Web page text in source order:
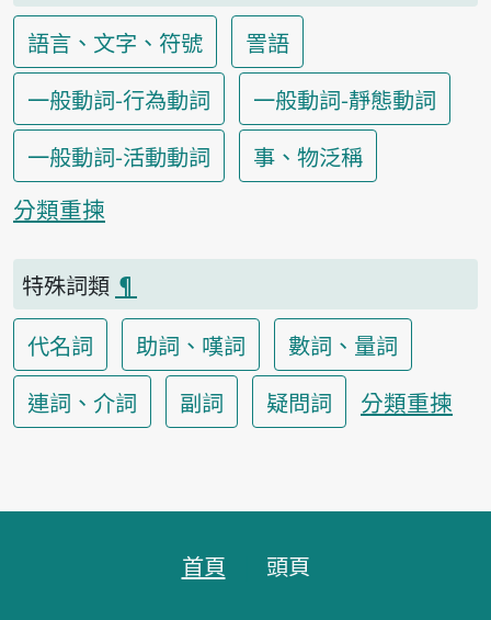
語言、文字、符號
詈語
一般動詞-行為動詞
一般動詞-靜態動詞
一般動詞-活動動詞
事、物泛稱
分類重揀
特殊詞類 ¶
代名詞
助詞、嘆詞
數詞、量詞
連詞、介詞
副詞 疑問詞 分類重揀
首頁 頭頁